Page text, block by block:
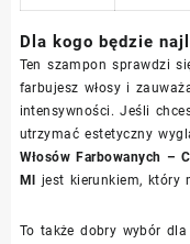
Dla kogo będzie
Ten szampon sprawdzi
farbujesz włosy i
intensywności. Jeśli
utrzymać estetyczny
Włosów Farbowanych –
Ml jest kierunkiem, który
To także dobry wybór